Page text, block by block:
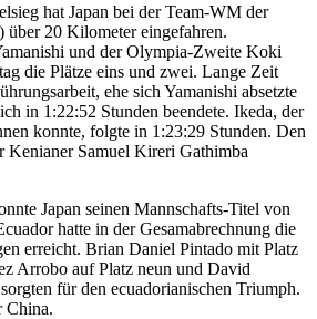
hat Japan bei der Team-WM der
über 20 Kilometer eingefahren.
und der Olympia-Zweite Koki
die Plätze eins und zwei. Lange Zeit
ehe sich Yamanishi absetzte
in 1:22:52 Stunden beendete. Ikeda, der
konnte, folgte in 1:23:29 Stunden. Den
Kenianer Samuel Kireri Gathimba
Japan seinen Mannschafts-Titel von
hatte in der Gesamabrechnung die
erreicht. Brian Daniel Pintado mit Platz
Arrobo auf Platz neun und David
für den ecuadorianischen Triumph.
China.